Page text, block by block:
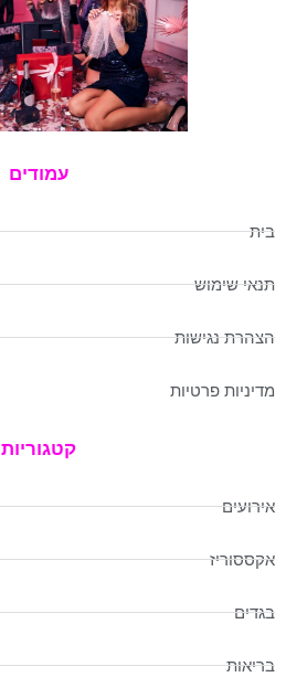
עמודים
בית
תנאי שימוש
הצהרת נגישות
מדיניות פרטיות
קטגוריות
אירועים
אקססוריז
בגדים
בריאות